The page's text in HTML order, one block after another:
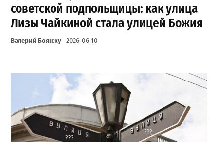
советской подпольщицы: как улица
Лизы Чайкиной стала улицей Божия
Валерий Боянжу 2026-06-10